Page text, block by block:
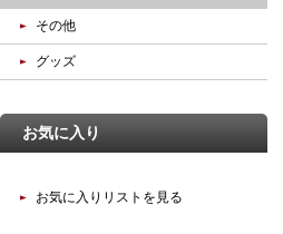
その他
グッズ
お気に入り
お気に入りリストを見る